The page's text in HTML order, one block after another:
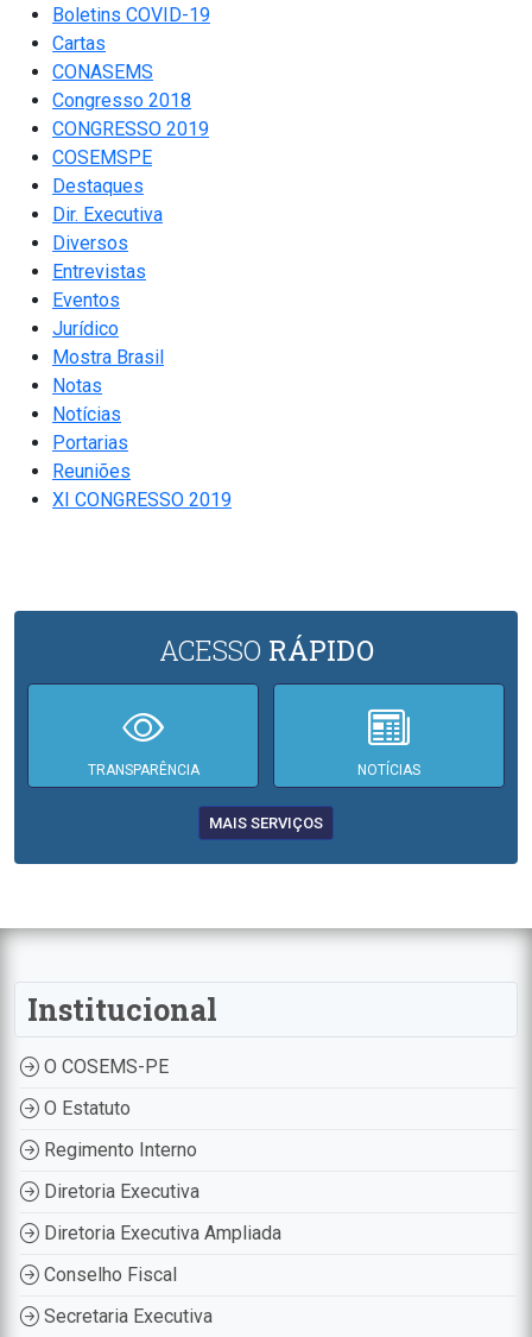
Boletins COVID-19
Cartas
CONASEMS
Congresso 2018
CONGRESSO 2019
COSEMSPE
Destaques
Dir. Executiva
Diversos
Entrevistas
Eventos
Jurídico
Mostra Brasil
Notas
Notícias
Portarias
Reuniões
XI CONGRESSO 2019
ACESSO RÁPIDO
TRANSPARÊNCIA NOTÍCIAS
MAIS SERVIÇOS
Institucional
O COSEMS-PE
O Estatuto
Regimento Interno
Diretoria Executiva
Diretoria Executiva Ampliada
Conselho Fiscal
Secretaria Executiva